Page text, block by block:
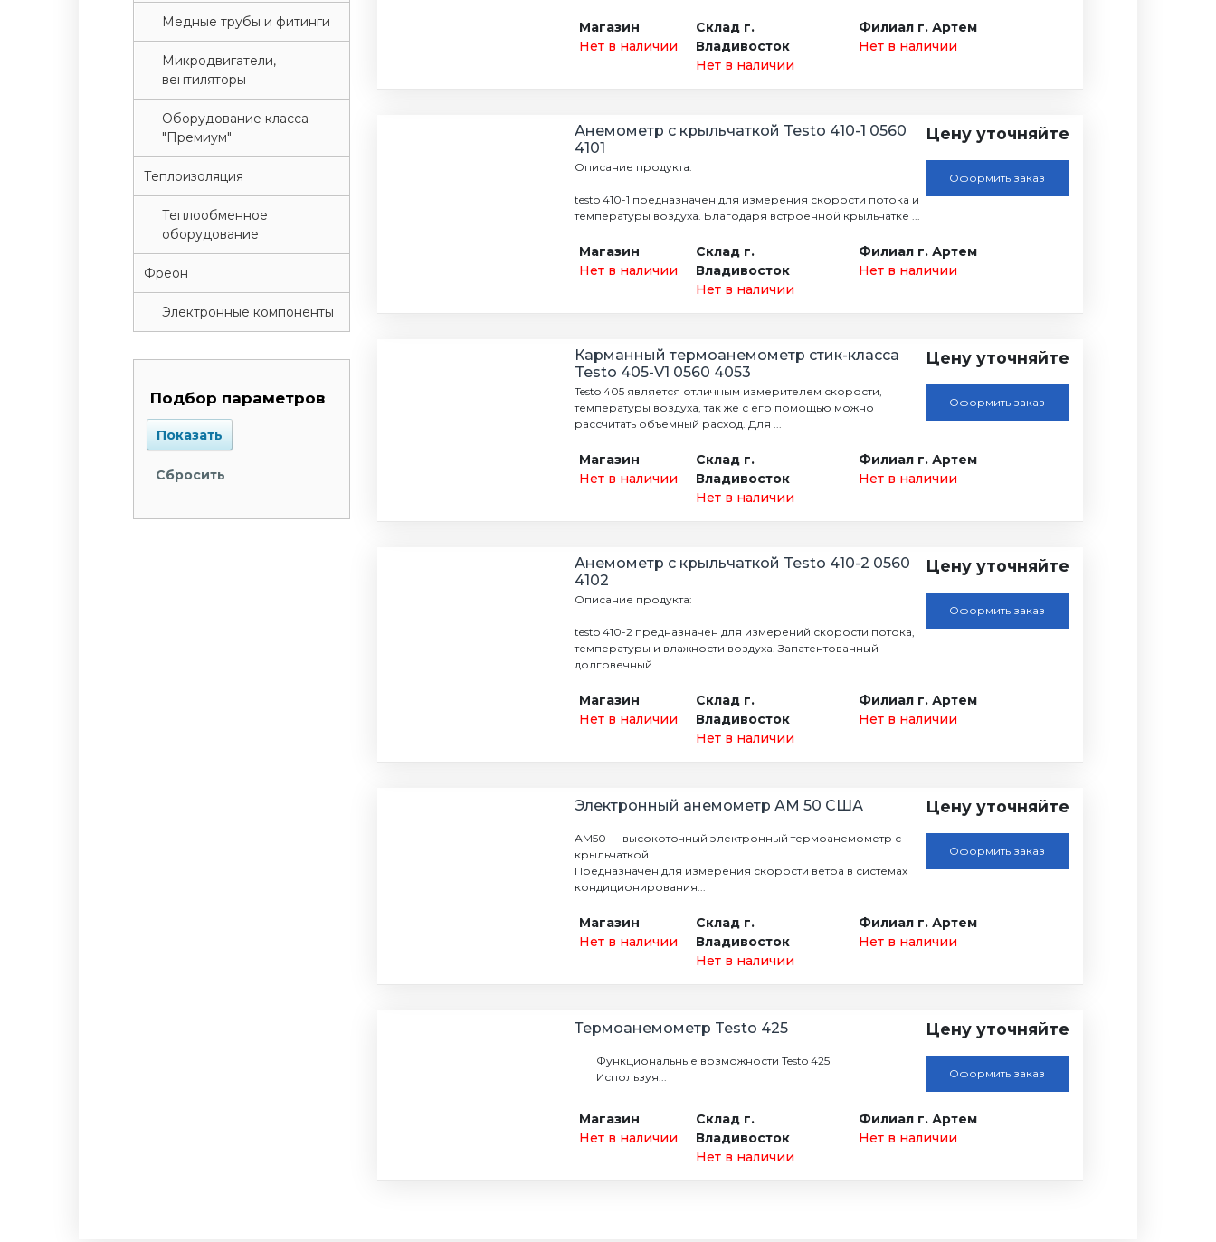
Медные трубы и фитинги
Микродвигатели,
вентиляторы
Оборудование класса
"Премиум"
Теплоизоляция
Теплообменное
оборудование
Фреон
Электронные компоненты
Подбор параметров
Магазин
Нет в наличии
Склад г.
Владивосток
Нет в наличии
Филиал г. Артем
Нет в наличии
Анемометр с крыльчаткой Testo 410-1 0560
4101
Описание продукта:
testo 410-1 предназначен для измерения скорости потока и
температуры воздуха. Благодаря встроенной крыльчатке ...
Цену уточняйте
Оформить заказ
Магазин
Нет в наличии
Склад г.
Владивосток
Нет в наличии
Филиал г. Артем
Нет в наличии
Карманный термоанемометр стик-класса
Testo 405-V1 0560 4053
Testo 405 является отличным измерителем скорости,
температуры воздуха, так же с его помощью можно
рассчитать объемный расход. Для ...
Цену уточняйте
Оформить заказ
Магазин
Нет в наличии
Склад г.
Владивосток
Нет в наличии
Филиал г. Артем
Нет в наличии
Анемометр с крыльчаткой Testo 410-2 0560
4102
Описание продукта:
testo 410-2 предназначен для измерений скорости потока,
температуры и влажности воздуха. Запатентованный
долговечный...
Цену уточняйте
Оформить заказ
Магазин
Нет в наличии
Склад г.
Владивосток
Нет в наличии
Филиал г. Артем
Нет в наличии
Электронный анемометр АМ 50 США
АМ50 — высокоточный электронный термоанемометр с
крыльчаткой.
Предназначен для измерения скорости ветра в системах
кондиционирования...
Цену уточняйте
Оформить заказ
Магазин
Нет в наличии
Склад г.
Владивосток
Нет в наличии
Филиал г. Артем
Нет в наличии
Термоанемометр Testo 425
Функциональные возможности Testo 425
Используя...
Цену уточняйте
Оформить заказ
Магазин
Нет в наличии
Склад г.
Владивосток
Нет в наличии
Филиал г. Артем
Нет в наличии